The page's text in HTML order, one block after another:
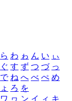
ら わ ゎ ん い ぃ
ぐ す ず つ づ っ
で ね へ べ ぺ め
ょ ろ を
ワ ヮ ン イ ィ キ